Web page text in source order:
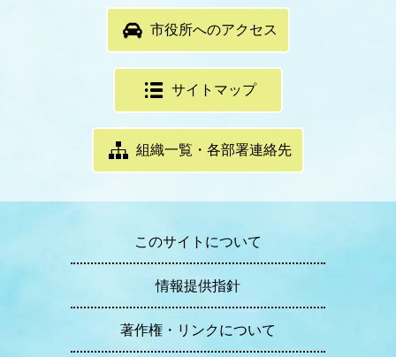
市役所へのアクセス
サイトマップ
組織一覧・各部署連絡先
このサイトについて
情報提供指針
著作権・リンクについて